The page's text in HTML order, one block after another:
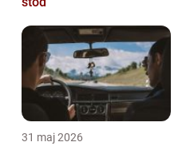
31 maj 2026